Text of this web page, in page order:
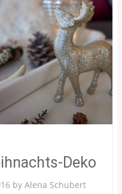
Deko
by Alena Schubert